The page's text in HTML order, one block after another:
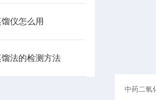
仪怎么用
法的检测方法